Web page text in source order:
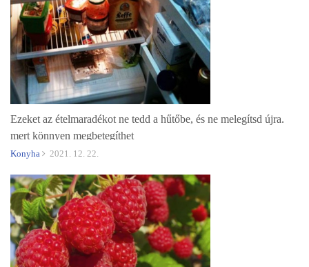
Ezeket az ételmaradékot ne tedd a hűtőbe, és ne melegítsd újra.
mert könnyen megbetegíthet
Konyha 2021. 12. 22.